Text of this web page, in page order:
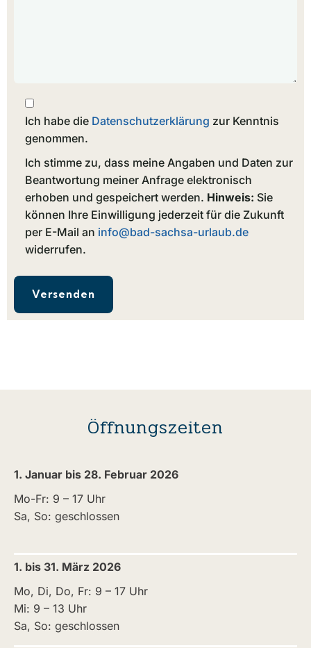
Ich habe die Datenschutzerklärung zur Kenntnis
genommen.
Ich stimme zu, dass meine Angaben und Daten zur
Beantwortung meiner Anfrage elektronisch
erhoben und gespeichert werden. Hinweis: Sie
können Ihre Einwilligung jederzeit für die Zukunft
per E-Mail an info@bad-sachsa-urlaub.de
widerrufen.
Öffnungszeiten
1. Januar bis 28. Februar 2026
Mo-Fr: 9 – 17 Uhr
Sa, So: geschlossen
1. bis 31. März 2026
Mo, Di, Do, Fr: 9 – 17 Uhr
Mi: 9 – 13 Uhr
Sa, So: geschlossen